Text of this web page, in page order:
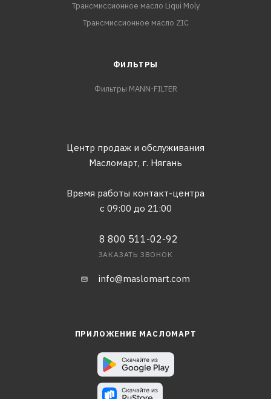
Трансмиссионное масло Liqui Moly
Трансмиссионное масло ZIC
ФИЛЬТРЫ
Фильтры MANN-FILTER
Центр продаж и обслуживания
Масломарт, г. Нягань
Время работы контакт-центра
с 09:00 до 21:00
8 800 511-02-92
ЗАКАЗАТЬ ЗВОНОК
info@maslomart.com
ПРИЛОЖЕНИЕ МАСЛОМАРТ